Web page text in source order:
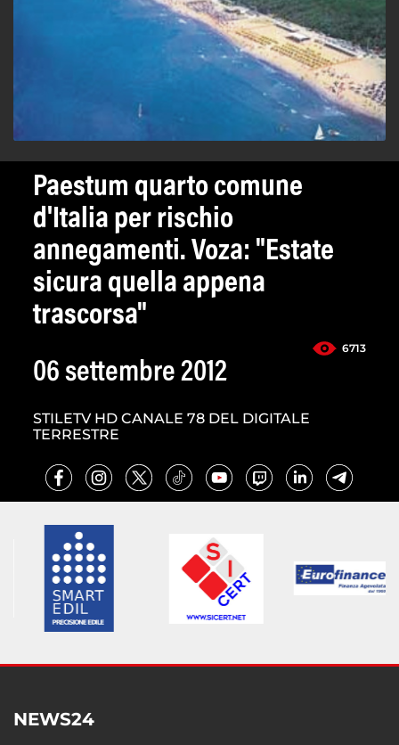
Paestum quarto comune
d'Italia per rischio
annegamenti. Voza: "Estate
sicura quella appena
trascorsa"
6713
06 settembre 2012
STILETV HD CANALE 78 DEL DIGITALE
TERRESTRE
NEWS24